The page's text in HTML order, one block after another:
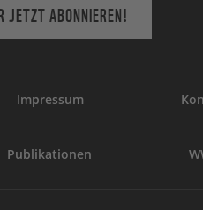
JETZT ABONNIEREN!
Impressum
Publikationen